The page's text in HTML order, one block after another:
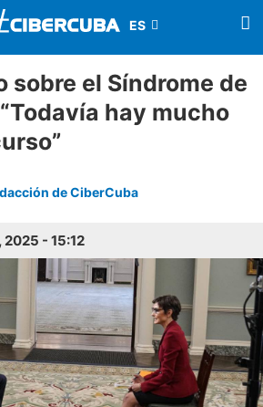
sobre el Síndrome de
hay mucho
de CiberCuba
- 15:12